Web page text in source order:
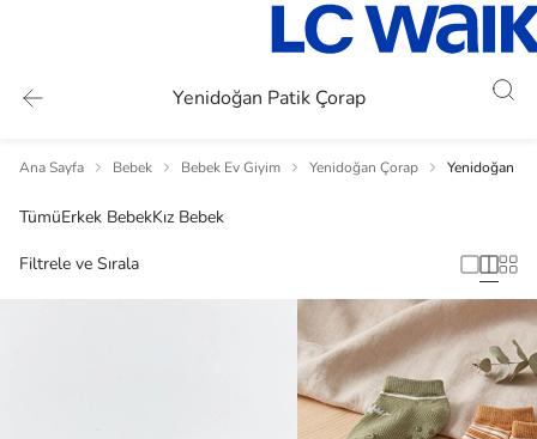
Yenidoğan Patik Çorap
Ana Sayfa Bebek Bebek Ev Giyim Yenidoğan Çorap Yenidoğan
TümüErkek BebekKız Bebek
Filtrele ve Sırala